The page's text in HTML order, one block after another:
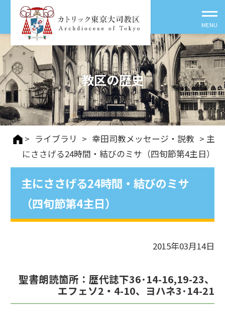
教区の歴史
> ライブラリ > 幸田司教メッセージ・説教 > 主
にささげる24時間・結びのミサ（四旬節第4主日）
主にささげる24時間・結びのミサ
（四旬節第4主日）
2015年03月14日
聖書朗読箇所：歴代誌下36･14-16,19-23、
エフェソ2・4-10、ヨハネ3･14-21